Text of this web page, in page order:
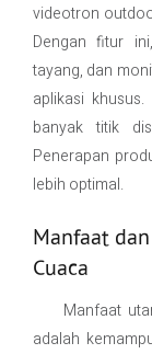
videotron
Dengan fitur
tayang, dan
aplikasi
banyak titik
Penerapan
lebih optimal.
Manfaat
Cuaca
Manfaat
adalah